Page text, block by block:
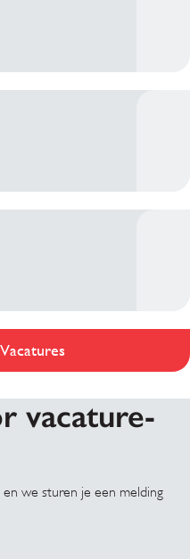
vacature-
we sturen je een melding